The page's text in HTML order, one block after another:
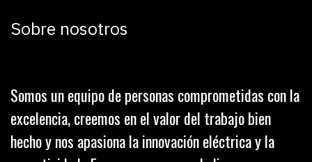
Sobre nosotros
Somos un equipo de personas comprometidas con la
excelencia, creemos en el valor del trabajo bien
hecho y nos apasiona la innovación eléctrica y la